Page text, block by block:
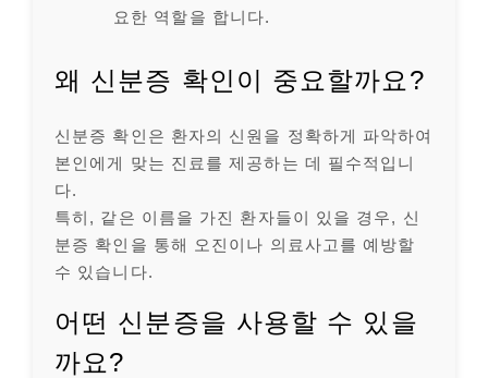
요한 역할을 합니다.
왜 신분증 확인이 중요할까요?
신분증 확인은 환자의 신원을 정확하게 파악하여
본인에게 맞는 진료를 제공하는 데 필수적입니
다.
특히, 같은 이름을 가진 환자들이 있을 경우, 신
분증 확인을 통해 오진이나 의료사고를 예방할
수 있습니다.
어떤 신분증을 사용할 수 있을
까요?